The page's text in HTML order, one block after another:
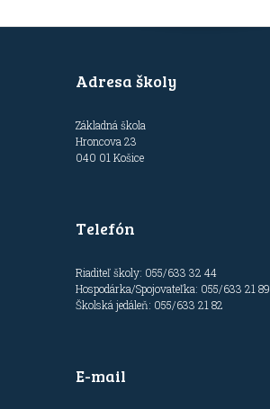
Adresa školy
Základná škola
Hroncova 23
040 01 Košice
Telefón
Riaditeľ školy: 055/633 32 44
Hospodárka/Spojovateľka: 055/633 21 89
Školská jedáleň: 055/633 21 82
E-mail